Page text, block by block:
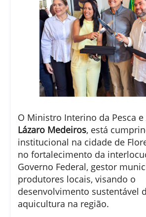
O Ministro Interino da Pesca
Lázaro Medeiros, está
institucional na cidade de
no fortalecimento da
Governo Federal, gestor
produtores locais, visando o
desenvolvimento sustentável
aquicultura na região.